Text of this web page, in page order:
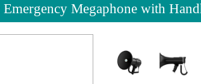
Megaphone with